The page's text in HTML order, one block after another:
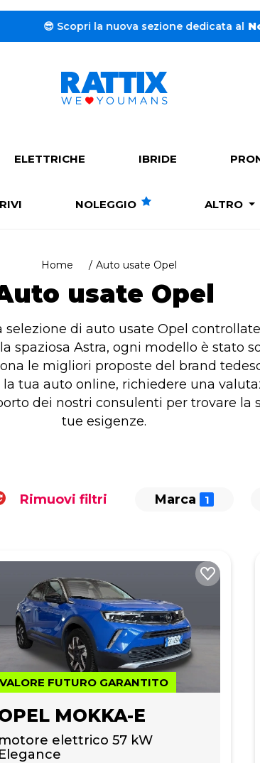
la nuova sezione dedicata al Noleggio a
ELETTRICHE IBRIDE
NOLEGGIO ALTRO
Home Auto usate Opel
usate Opel
di auto usate Opel
spaziosa Astra, ogni modello è stato
le migliori proposte del brand
tua auto online, richiedere una
dei nostri consulenti per trovare
tue esigenze.
Rimuovi filtri Marca
VALORE FUTURO GARANTITO
MOKKA-E
motore elettrico 57 kW
Elegance